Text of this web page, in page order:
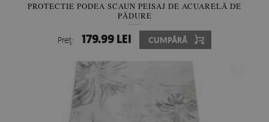
PROTECTIE PODEA SCAUN PEISAJ DE ACUARELĂ DE
PĂDURE
Preţ: 179.99 LEI CUMPĂRĂ